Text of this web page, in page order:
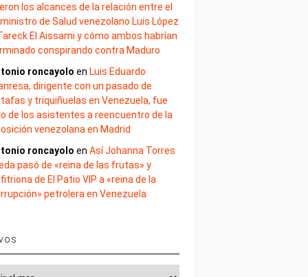
los alcances de la relación entre el
de Salud venezolano Luis López
El Aissami y cómo ambos habrían
conspirando contra Maduro
roncayolo en Luis Eduardo
dirigente con un pasado de
y triquiñuelas en Venezuela, fue
de los asistentes a reencuentro de la
venezolana en Madrid
roncayolo enAsí Johanna Torres
pasó de «reina de las frutas» y
de El Patio VIP a «reina de la
petrolera en Venezuela